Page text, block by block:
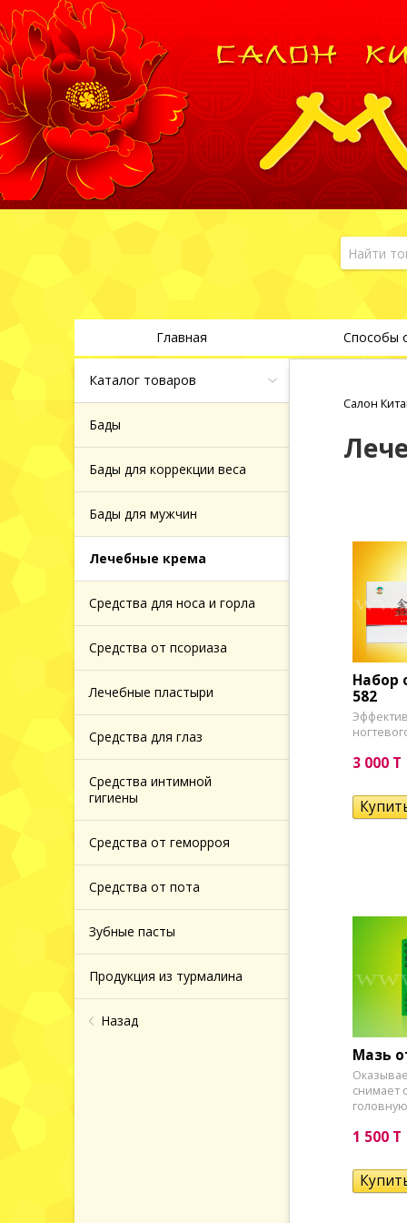
Главная Способы
Каталог товаров
Бады
Бады для коррекции веса
Бады для мужчин
Лечебные крема
Средства для носа и горла
Средства от псориаза
Лечебные пластыри
Средства для глаз
Средства интимной
гигиены
Средства от геморроя
Средства от пота
Зубные пасты
Продукция из турмалина
Назад
Салон
Набор
582
3 000 T
Мазь
снимает
1 500 T